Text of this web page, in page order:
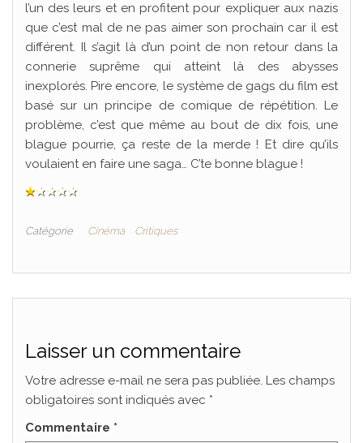
l’un des leurs et en profitent pour expliquer aux nazis
que c’est mal de ne pas aimer son prochain car il est
différent. Il s’agit là d’un point de non retour dans la
connerie suprême qui atteint là des abysses
inexplorés. Pire encore, le système de gags du film est
basé sur un principe de comique de répétition. Le
problème, c’est que même au bout de dix fois, une
blague pourrie, ça reste de la merde ! Et dire qu’ils
voulaient en faire une saga… C’te bonne blague !
Catégorie Cinéma Critiques
Laisser un commentaire
Votre adresse e-mail ne sera pas publiée. Les champs
obligatoires sont indiqués avec *
Commentaire *